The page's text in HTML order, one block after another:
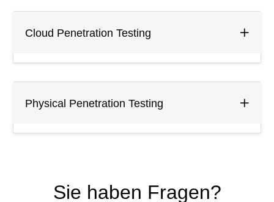
Cloud Penetration Testing
Physical Penetration Testing
Sie haben Fragen?